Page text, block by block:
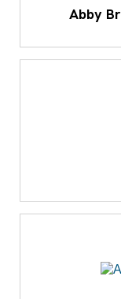
Abby